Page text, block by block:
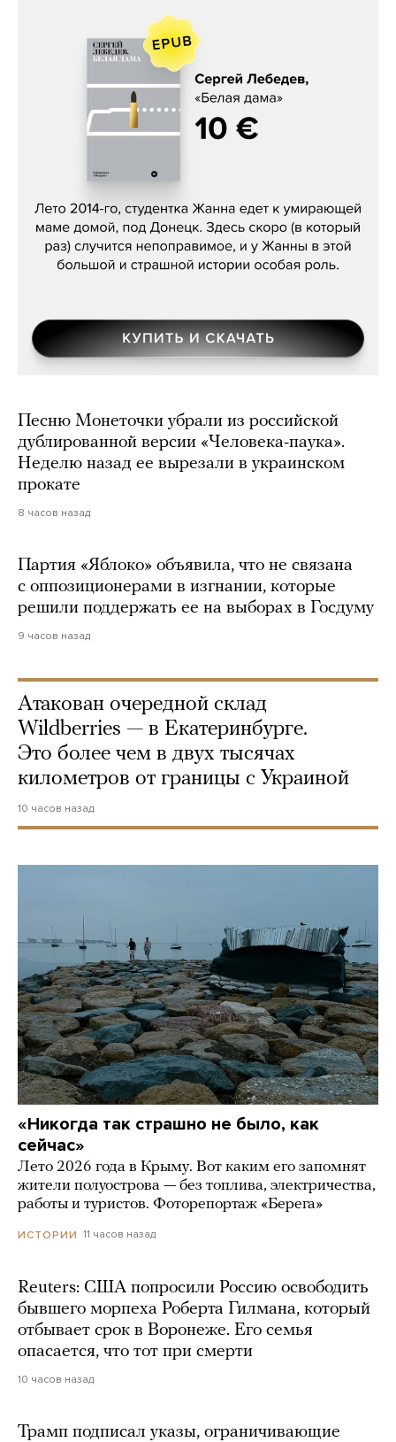
Сергей Лебедев, «Белая дама»
Песню Монеточки убрали из российской
дублированной версии «Человека-паука».
Неделю назад ее вырезали в украинском
прокате
8 часов назад
Партия «Яблоко» объявила, что не связана
с оппозиционерами в изгнании, которые
решили поддержать ее на выборах в Госдуму
9 часов назад
Атакован очередной склад
Wildberries — в Екатеринбурге.
Это более чем в двух тысячах
километров от границы с Украиной
10 часов назад
«Никогда так страшно не было, как
сейчас»
Лето 2026 года в Крыму. Вот каким его запомнят
жители полуострова — без топлива, электричества,
работы и туристов. Фоторепортаж «Берега»
ИСТОРИИ 11 часов назад
Reuters: США попросили Россию освободить
бывшего морпеха Роберта Гилмана, который
отбывает срок в Воронеже. Его семья
опасается, что тот при смерти
10 часов назад
Трамп подписал указы, ограничивающие